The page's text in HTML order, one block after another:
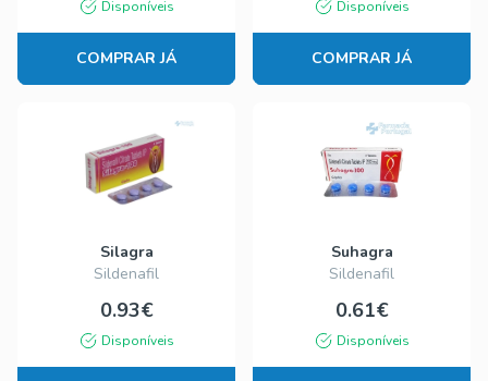
Disponíveis
COMPRAR JÁ
Disponíveis
COMPRAR JÁ
Silagra
Sildenafil
0.93€
Disponíveis
Suhagra
Sildenafil
0.61€
Disponíveis